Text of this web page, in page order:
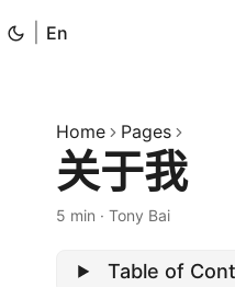
En
Home Pages
关于我
5 min · Tony Bai
Table of